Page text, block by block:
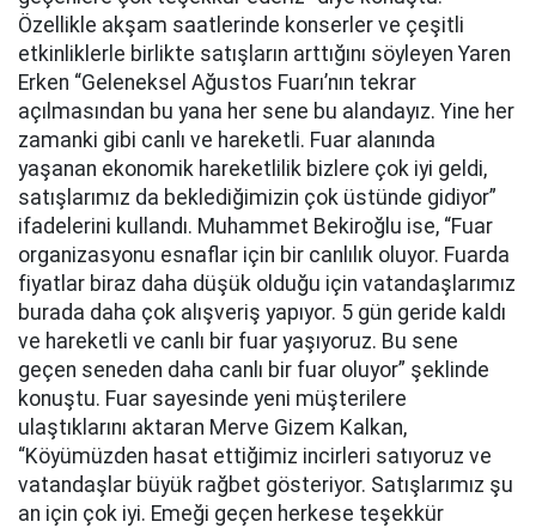
Özellikle akşam saatlerinde konserler ve çeşitli
etkinliklerle birlikte satışların arttığını söyleyen Yaren
Erken “Geleneksel Ağustos Fuarı’nın tekrar
açılmasından bu yana her sene bu alandayız. Yine her
zamanki gibi canlı ve hareketli. Fuar alanında
yaşanan ekonomik hareketlilik bizlere çok iyi geldi,
satışlarımız da beklediğimizin çok üstünde gidiyor”
ifadelerini kullandı. Muhammet Bekiroğlu ise, “Fuar
organizasyonu esnaflar için bir canlılık oluyor. Fuarda
fiyatlar biraz daha düşük olduğu için vatandaşlarımız
burada daha çok alışveriş yapıyor. 5 gün geride kaldı
ve hareketli ve canlı bir fuar yaşıyoruz. Bu sene
geçen seneden daha canlı bir fuar oluyor” şeklinde
konuştu. Fuar sayesinde yeni müşterilere
ulaştıklarını aktaran Merve Gizem Kalkan,
“Köyümüzden hasat ettiğimiz incirleri satıyoruz ve
vatandaşlar büyük rağbet gösteriyor. Satışlarımız şu
an için çok iyi. Emeği geçen herkese teşekkür